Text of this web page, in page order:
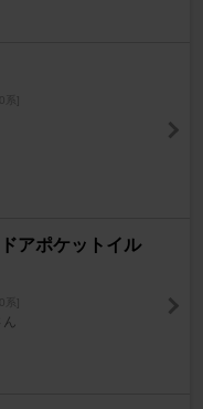
系]
アポケットイル
系]